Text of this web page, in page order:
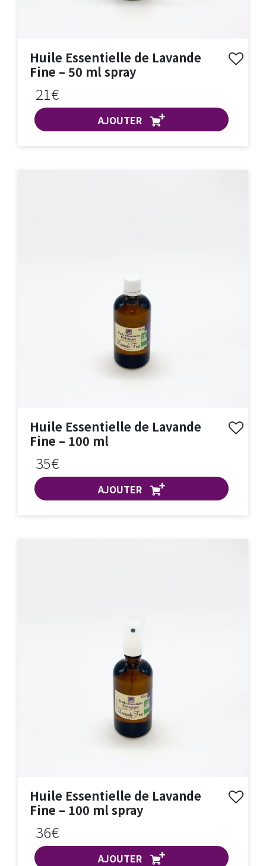
Huile Essentielle de Lavande
Fine – 50 ml spray
21€
AJOUTER
Huile Essentielle de Lavande
Fine – 100 ml
35€
AJOUTER
Huile Essentielle de Lavande
Fine – 100 ml spray
36€
AJOUTER